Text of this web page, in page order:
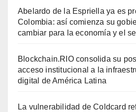
Abelardo de la Espriella ya es
Colombia: así comienza su
cambiar para la economía y el
Blockchain.RIO consolida su
acceso institucional a la
digital de América Latina
La vulnerabilidad de Coldcard